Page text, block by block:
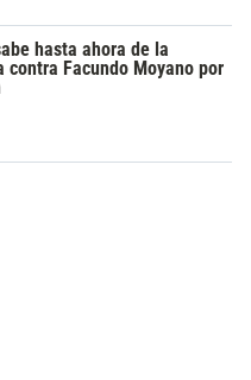
hasta ahora de la
contra Facundo Moyano por